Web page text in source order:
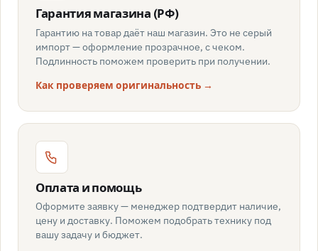
Гарантия магазина (РФ)
Гарантию на товар даёт наш магазин. Это не серый
импорт — оформление прозрачное, с чеком.
Подлинность поможем проверить при получении.
Как проверяем оригинальность →
Оплата и помощь
Оформите заявку — менеджер подтвердит наличие,
цену и доставку. Поможем подобрать технику под
вашу задачу и бюджет.